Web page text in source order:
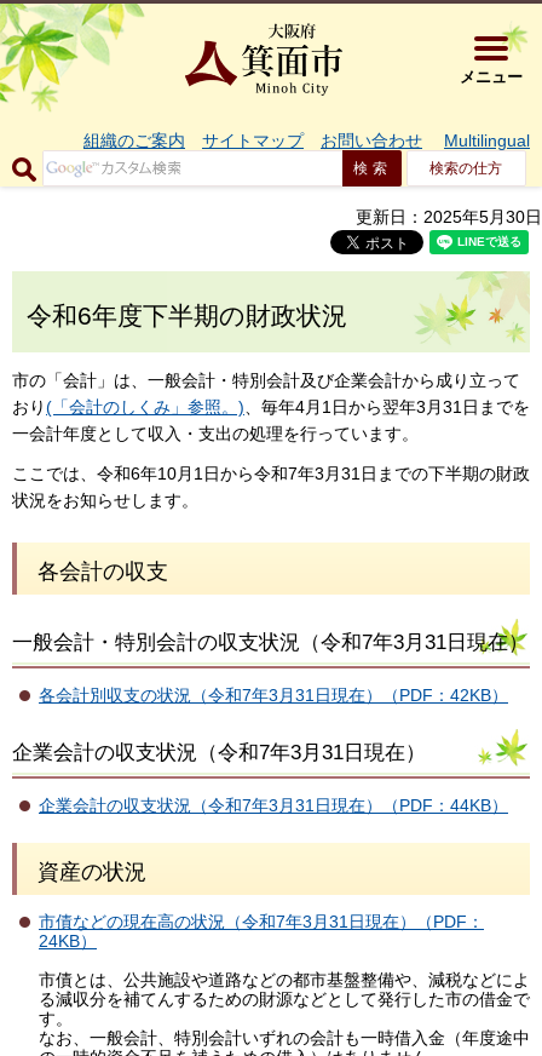
大阪府箕
メニュー
組織のご案内 サイトマップ お問い合わせ Multilingual
検索の仕方
更新日：2025年5月30日
令和6年度下半期の財政状況
市の「会計」は、一般会計・特別会計及び企業会計から成り立って
おり(「会計のしくみ」参照。) 、毎年4月1日から翌年3月31日までを
一会計年度として収入・支出の処理を行っています。
ここでは、令和6年10月1日から令和7年3月31日までの下半期の財政
状況をお知らせします。
各会計の収支
一般会計・特別会計の収支状況（令和7年3月31日現在）
各会計別収支の状況（令和7年3月31日現在）（PDF：42KB）
企業会計の収支状況（令和7年3月31日現在）
企業会計の収支状況（令和7年3月31日現在）（PDF：44KB）
資産の状況
市債などの現在高の状況（令和7年3月31日現在）（PDF：
24KB）
市債とは、公共施設や道路などの都市基盤整備や、減税などによ
る減収分を補てんするための財源などとして発行した市の借金で
す。
なお、一般会計、特別会計いずれの会計も一時借入金（年度途中